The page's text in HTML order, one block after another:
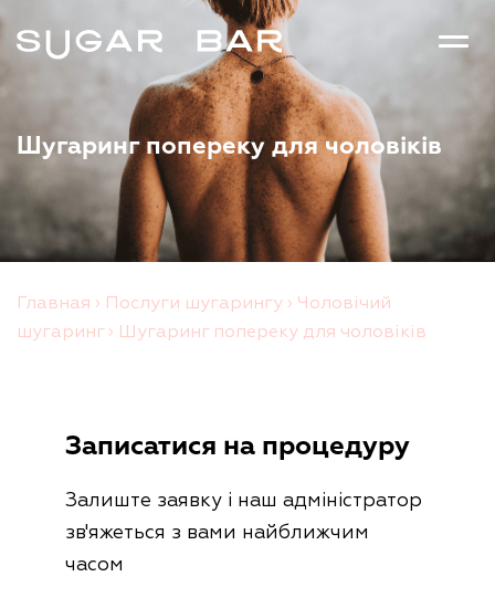
Шугаринг попереку для чоловіків
Главная › Послуги шугарингу › Чоловічий
шугаринг› Шугаринг попереку для чоловіків
Записатися на процедуру
Залиште заявку і наш адміністратор
зв'яжеться з вами найближчим
часом